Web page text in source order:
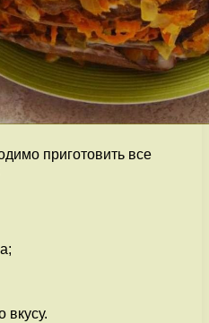
приготовить все
вкусу.